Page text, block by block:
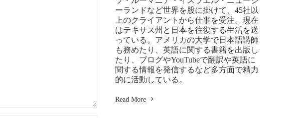
ーランドなど世界を股に掛けて、45社以
上のクライアントから仕事を受注。現在
はテキサス州と日本を往復する生活を送
っている。アメリカの大学で日本語講師
も務めたり、英語に関する書籍を出版し
たり、ブログやYouTubeで翻訳や英語に
関する情報を発信するなど多方面で精力
的に活動している。
Read More